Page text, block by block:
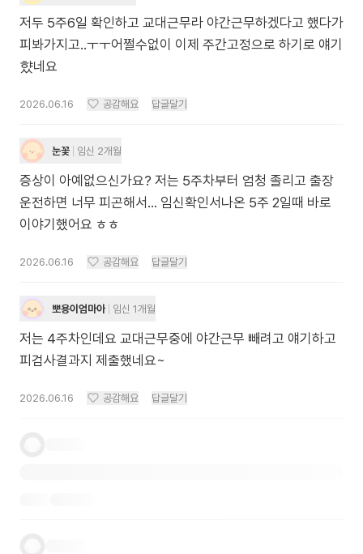
저두 5주6일 확인하고 교대근무라 야간근무하겠다고 했다가
피봐가지고..ㅜㅜ어쩔수없이 이제 주간고정으로 하기로 얘기
햤네요
2026.06.16 공감해요 답글달기
눈꽃 임신 2개월
증상이 아예없으신가요? 저는 5주차부터 엄청 졸리고 출장
운전하면 너무 피곤해서... 임신확인서나온 5주 2일때 바로
이야기했어요 ㅎㅎ
2026.06.16 공감해요 답글달기
뽀용이엄마아 임신 1개월
저는 4주차인데요 교대근무중에 야간근무 빼려고 얘기하고
피검사결과지 제출했네요~
2026.06.16 공감해요 답글달기